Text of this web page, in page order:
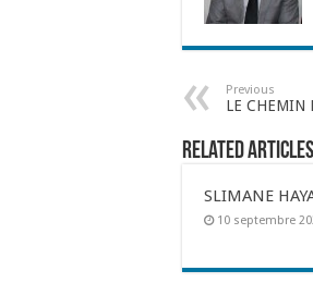
Previous
LE CHEMIN
Related Articles
SLIMANE
10 septembre